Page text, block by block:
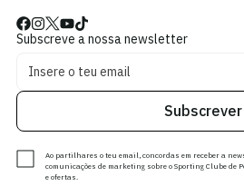
Subscreve a nossa newsletter
Subscrever
Ao partilhares o teu email, concordas em receber a
comunicações de marketing sobre o Sporting Clube de
e ofertas.